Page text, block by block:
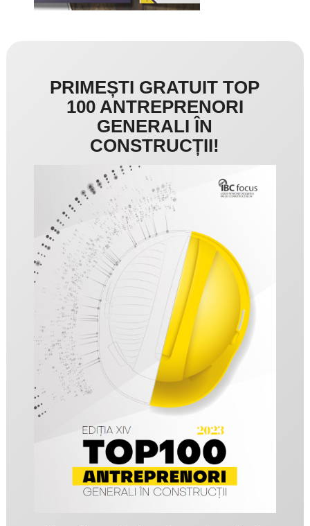
PRIMEȘTI GRATUIT TOP
100 ANTREPRENORI
GENERALI ÎN
CONSTRUCȚII!